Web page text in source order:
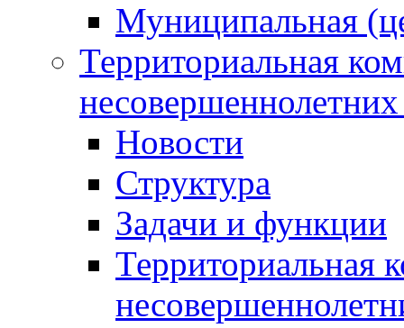
Муниципальная
Территориальная
Новости
Структура
Задачи и функции
Территориальная